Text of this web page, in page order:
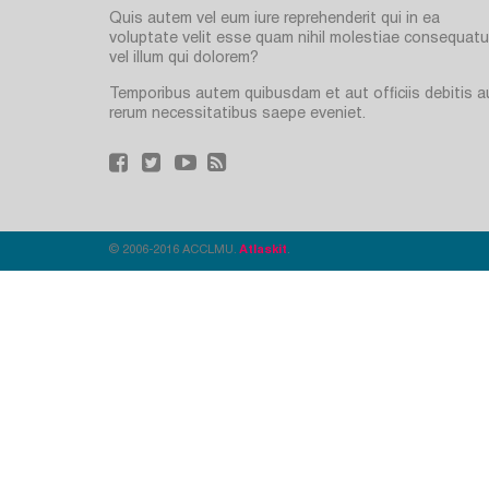
Quis autem vel eum iure reprehenderit qui in ea
voluptate velit esse quam nihil molestiae
vel illum qui dolorem?
Temporibus autem quibusdam et aut officiis debitis
rerum necessitatibus saepe eveniet.
© 2006-2016 ACCLMU. Atlaskit .